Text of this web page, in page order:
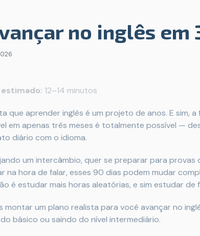
no inglês em
12–14 minutos
que aprender inglês é um projeto de anos. E sim, a
em apenas três meses é totalmente possível —
diário com o idioma.
um intercâmbio, quer se preparar para provas
na hora de falar, esses 90 dias podem mudar
é estudar mais horas aleatórias, e sim estudar de
montar um plano realista para você avançar no
básico ou saindo do nível intermediário.